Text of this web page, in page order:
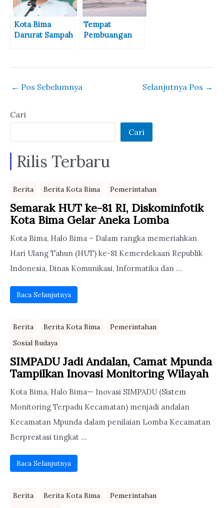
dan Sehat
Kota Bima
Darurat Sampah
Sampah 8 Ton
Angkat Bicara
Tempat
Pembuangan
Menumpuk di
← Pos Sebelumnya Selanjutnya Pos →
Cari
Cari
Rilis Terbaru
Berita Berita Kota Bima Pemerintahan
Semarak HUT ke-81 RI, Diskominfotik
Kota Bima Gelar Aneka Lomba
Kota Bima, Halo Bima – Dalam rangka memeriahkan
Hari Ulang Tahun (HUT) ke-81 Kemerdekaan Republik
Indonesia, Dinas Komunikasi, Informatika dan ...
Baca Selanjutnya
Berita Berita Kota Bima
Pemerintahan
Sosial Budaya
SIMPADU Jadi Andalan, Camat Mpunda
Tampilkan Inovasi Monitoring Wilayah
Kota Bima, Halo Bima— Inovasi SIMPADU (Sistem
Monitoring Terpadu Kecamatan) menjadi andalan
Kecamatan Mpunda dalam penilaian Lomba Kecamatan
Berprestasi tingkat ...
Baca Selanjutnya
Berita Berita Kota Bima
Pemerintahan